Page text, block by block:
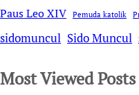
Paus Leo XIV Pemuda katolik
sidomuncul Sido Muncul
Most Viewed Posts